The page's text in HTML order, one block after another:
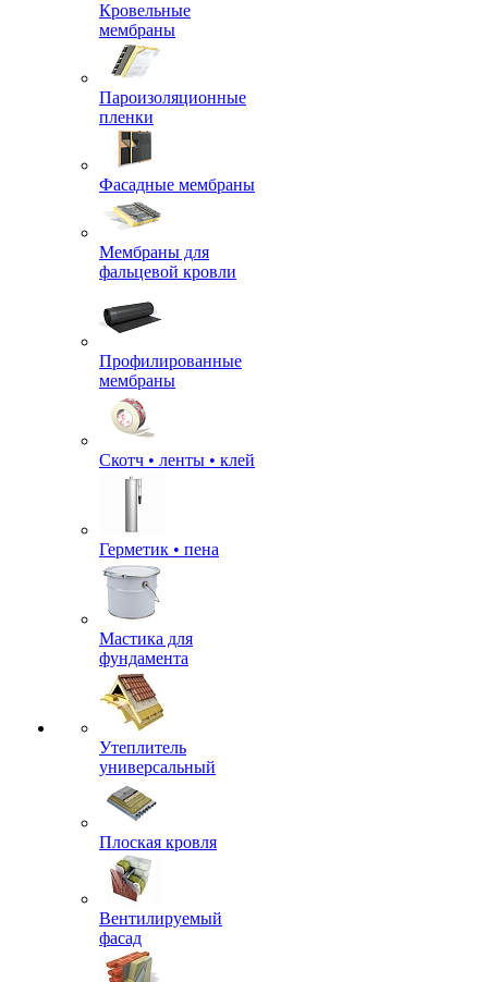
Кровельные
мембраны
Пароизоляционные
пленки
Фасадные мембраны
Мембраны для
фальцевой кровли
Профилированные
мембраны
Скотч • ленты • клей
Герметик • пена
Мастика для
фундамента
Утеплитель
универсальный
Плоская кровля
Вентилируемый
фасад